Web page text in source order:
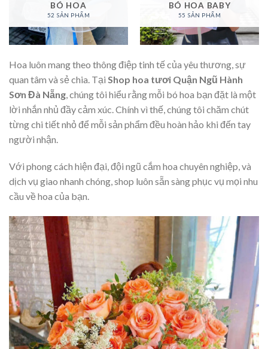
BÓ HOA
52 SẢN PHẨM
BÓ HOA BABY
55 SẢN PHẨM
Hoa luôn mang theo thông điệp tinh tế của yêu thương, sự
quan tâm và sẻ chia. Tại Shop hoa tươi Quận Ngũ Hành
Sơn Đà Nẵng , chúng tôi hiểu rằng mỗi bó hoa bạn đặt là một
lời nhắn nhủ đầy cảm xúc. Chính vì thế, chúng tôi chăm chút
từng chi tiết nhỏ để mỗi sản phẩm đều hoàn hảo khi đến tay
người nhận.
Với phong cách hiện đại, đội ngũ cắm hoa chuyên nghiệp, và
dịch vụ giao nhanh chóng, shop luôn sẵn sàng phục vụ mọi nhu
cầu về hoa của bạn.